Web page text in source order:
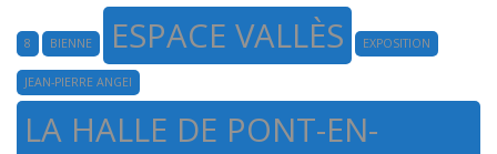
8 BIENNE ESPACE VALLÈS EXPOSITION
JEAN-PIERRE ANGEI
LA HALLE DE PONT-EN-